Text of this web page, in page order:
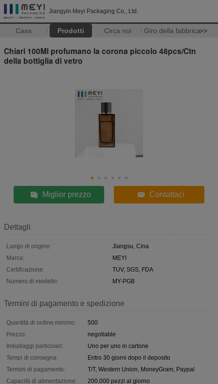
Jiangyin Meyi Packaging Co., Ltd.
Casa Prodotti Circa noi Giro della fabbrica>>
Chiari 100Ml profumano la corona piccolo 48pcs/Ctn
della bottiglia di vetro
Miglior prezzo Contattaci
Dettagli
Luogo di origine:
Jiangsu, Cina
Marca:
MEYI
Certificazione:
TUV, SGS, FDA
Numero di modello:
MY-PGB
Termini di pagamento e spedizione
Quantità di ordine minimo:
500
Prezzo:
negotiable
Imballaggi particolari:
Uno per uno in cartone
Tempi di consegna:
Entro 30 giorni dopo il deposito
Termini di pagamento:
T/T, Western Union, MoneyGram, Paypal
Capacità di alimentazione:
200.000 pezzi al giorno